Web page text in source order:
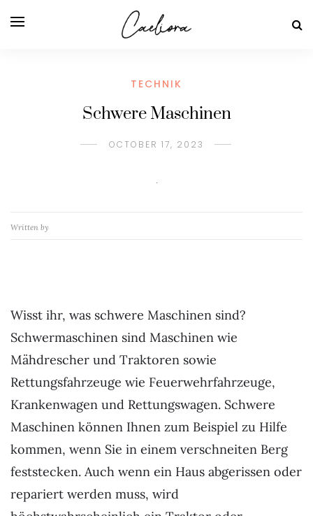
TECHNIK
Schwere Maschinen
OCTOBER 17, 2023
Written by
Wisst ihr, was schwere Maschinen sind?
Schwermaschinen sind Maschinen wie
Mähdrescher und Traktoren sowie
Rettungsfahrzeuge wie Feuerwehrfahrzeuge,
Krankenwagen und Rettungswagen. Schwere
Maschinen können Ihnen zum Beispiel zu Hilfe
kommen, wenn Sie in einem verschneiten Berg
feststecken. Auch wenn ein Haus abgerissen oder
repariert werden muss, wird